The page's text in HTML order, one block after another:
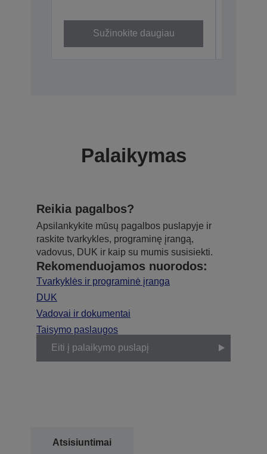
Sužinokite daugiau
Palaikymas
Reikia pagalbos?
Apsilankykite mūsų pagalbos puslapyje ir
raskite tvarkykles, programinę įrangą,
vadovus, DUK ir kaip su mumis susisiekti.
Rekomenduojamos nuorodos:
Tvarkyklės ir programinė įranga
DUK
Vadovai ir dokumentai
Taisymo paslaugos
Eiti į palaikymo puslapį
Atsisiuntimai